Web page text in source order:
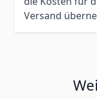
Versand